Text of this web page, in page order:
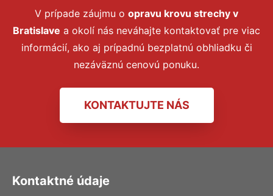
V prípade záujmu o opravu krovu strechy v
Bratislave a okolí nás neváhajte kontaktovať pre viac
informácií, ako aj prípadnú bezplatnú obhliadku či
nezáväznú cenovú ponuku.
KONTAKTUJTE NÁS
Kontaktné údaje